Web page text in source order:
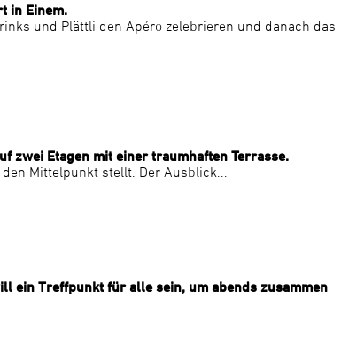
in Einem.
und Plättli den Apéro zelebrieren und danach das
zwei Etagen mit einer traumhaften Terrasse.
Mittelpunkt stellt. Der Ausblick...
ein Treffpunkt für alle sein, um abends zusammen